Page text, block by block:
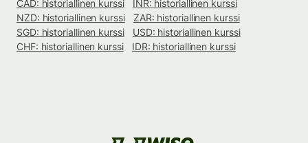
CAD: historiallinen kurssi
INR: historiallinen kurssi
NZD: historiallinen kurssi
ZAR: historiallinen kurssi
SGD: historiallinen kurssi
USD: historiallinen kurssi
CHF: historiallinen kurssi
IDR: historiallinen kurssi